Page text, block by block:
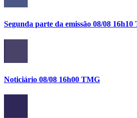
Segunda parte da emissão 08/08 16h10
Noticiário 08/08 16h00 TMG